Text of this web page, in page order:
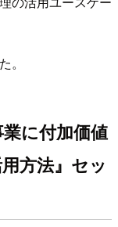
。
に付加価値
方法』セッ